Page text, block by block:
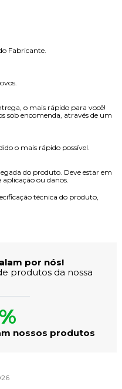
Fabricante.
o mais rápido para você!
sob encomenda, através de um
o mais rápido possível.
do produto. Deve estar em
ou danos.
técnica do produto,
por nós!
produtos da nossa
nossos produtos